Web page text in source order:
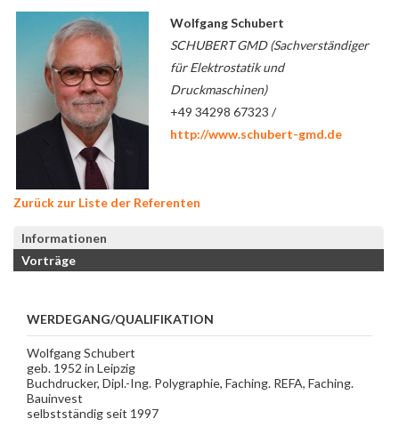
Wolfgang Schubert
SCHUBERT GMD (Sachverständiger
für Elektrostatik und
Druckmaschinen)
+49 34298 67323 /
http://www.schubert-gmd.de
Zurück zur Liste der Referenten
Informationen
Vorträge
WERDEGANG/QUALIFIKATION
Wolfgang Schubert
geb. 1952 in Leipzig
Buchdrucker, Dipl.-Ing. Polygraphie, Faching. REFA, Faching.
Bauinvest
selbstständig seit 1997